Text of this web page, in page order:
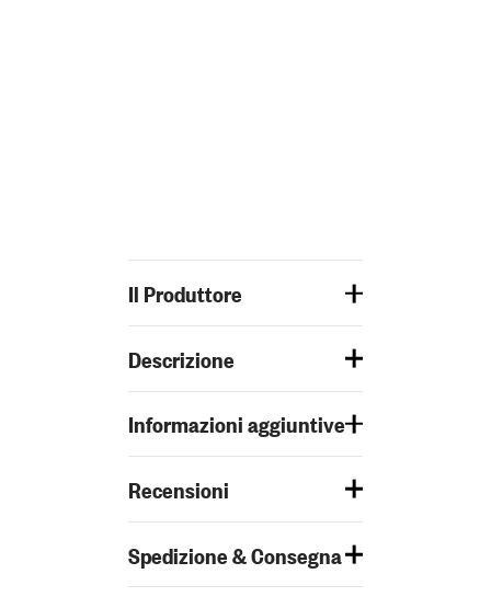
Il Produttore
Descrizione
Informazioni aggiuntive
Recensioni
Spedizione & Consegna